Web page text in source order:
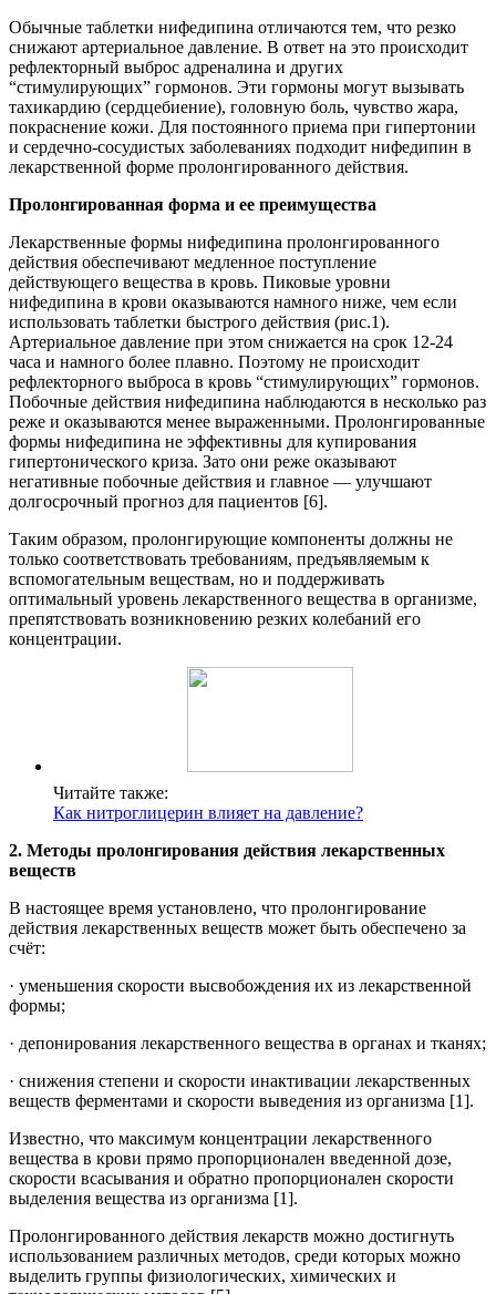
Обычные таблетки нифедипина отличаются тем, что резко
снижают артериальное давление. В ответ на это происходит
рефлекторный выброс адреналина и других
“стимулирующих” гормонов. Эти гормоны могут вызывать
тахикардию (сердцебиение), головную боль, чувство жара,
покраснение кожи. Для постоянного приема при гипертонии
и сердечно-сосудистых заболеваниях подходит нифедипин в
лекарственной форме пролонгированного действия.
Пролонгированная форма и ее преимущества
Лекарственные формы нифедипина пролонгированного
действия обеспечивают медленное поступление
действующего вещества в кровь. Пиковые уровни
нифедипина в крови оказываются намного ниже, чем если
использовать таблетки быстрого действия (рис.1).
Артериальное давление при этом снижается на срок 12-24
часа и намного более плавно. Поэтому не происходит
рефлекторного выброса в кровь “стимулирующих” гормонов.
Побочные действия нифедипина наблюдаются в несколько раз
реже и оказываются менее выраженными. Пролонгированные
формы нифедипина не эффективны для купирования
гипертонического криза. Зато они реже оказывают
негативные побочные действия и главное — улучшают
долгосрочный прогноз для пациентов [6].
Таким образом, пролонгирующие компоненты должны не
только соответствовать требованиям, предъявляемым к
вспомогательным веществам, но и поддерживать
оптимальный уровень лекарственного вещества в организме,
препятствовать возникновению резких колебаний его
концентрации.
Читайте также:
Как нитроглицерин влияет на давление?
2. Методы пролонгирования действия лекарственных
веществ
В настоящее время установлено, что пролонгирование
действия лекарственных веществ может быть обеспечено за
счёт:
· уменьшения скорости высвобождения их из лекарственной
формы;
· депонирования лекарственного вещества в органах и тканях;
· снижения степени и скорости инактивации лекарственных
веществ ферментами и скорости выведения из организма [1].
Известно, что максимум концентрации лекарственного
вещества в крови прямо пропорционален введенной дозе,
скорости всасывания и обратно пропорционален скорости
выделения вещества из организма [1].
Пролонгированного действия лекарств можно достигнуть
использованием различных методов, среди которых можно
выделить группы физиологических, химических и